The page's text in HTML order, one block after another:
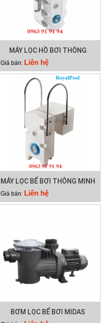
MÁY LỌC HỒ BƠI THÔNG
MINH PK 8028
Giá bán: Liên hệ
MÁY LỌC BỂ BƠI THÔNG MINH
PK 8029
Giá bán: Liên hệ
BƠM LỌC BỂ BƠI MIDAS
GAMMA 26